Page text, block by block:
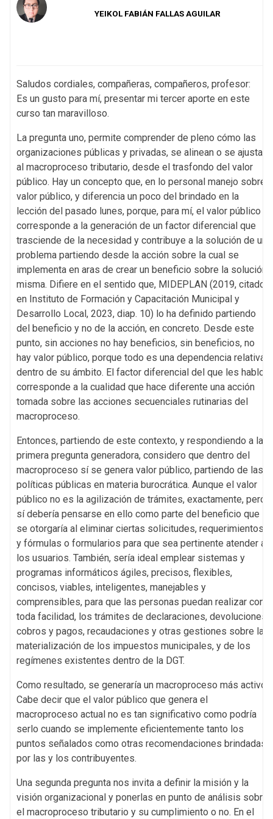
YEIKOL FABIÁN FALLAS AGUILAR
Saludos cordiales, compañeras, compañeros, profesor:
Es un gusto para mí, presentar mi tercer aporte en este
curso tan maravilloso.
La pregunta uno, permite comprender de pleno cómo las
organizaciones públicas y privadas, se alinean o se ajustan
al macroproceso tributario, desde el trasfondo del valor
público. Hay un concepto que, en lo personal manejo sobre
valor público, y diferencia un poco del brindado en la
lección del pasado lunes, porque, para mí, el valor público
corresponde a la generación de un factor diferencial que
trasciende de la necesidad y contribuye a la solución de un
problema partiendo desde la acción sobre la cual se
implementa en aras de crear un beneficio sobre la solución
misma. Difiere en el sentido que, MIDEPLAN (2019, citado
en Instituto de Formación y Capacitación Municipal y
Desarrollo Local, 2023, diap. 10) lo ha definido partiendo
del beneficio y no de la acción, en concreto. Desde este
punto, sin acciones no hay beneficios, sin beneficios, no
hay valor público, porque todo es una dependencia relativa
dentro de su ámbito. El factor diferencial del que les hablo
corresponde a la cualidad que hace diferente una acción
tomada sobre las acciones secuenciales rutinarias del
macroproceso.
Entonces, partiendo de este contexto, y respondiendo a la
primera pregunta generadora, considero que dentro del
macroproceso sí se genera valor público, partiendo de las
políticas públicas en materia burocrática. Aunque el valor
público no es la agilización de trámites, exactamente, pero,
sí debería pensarse en ello como parte del beneficio que
se otorgaría al eliminar ciertas solicitudes, requerimientos
y fórmulas o formularios para que sea pertinente atender a
los usuarios. También, sería ideal emplear sistemas y
programas informáticos ágiles, precisos, flexibles,
concisos, viables, inteligentes, manejables y
comprensibles, para que las personas puedan realizar con
toda facilidad, los trámites de declaraciones, devoluciones,
cobros y pagos, recaudaciones y otras gestiones sobre la
materialización de los impuestos municipales, y de los
regímenes existentes dentro de la DGT.
Como resultado, se generaría un macroproceso más activo.
Cabe decir que el valor público que genera el
macroproceso actual no es tan significativo como podría
serlo cuando se implemente eficientemente tanto los
puntos señalados como otras recomendaciones brindadas
por las y los contribuyentes.
Una segunda pregunta nos invita a definir la misión y la
visión organizacional y ponerlas en punto de análisis sobre
el macroproceso tributario y su cumplimiento o no. En el